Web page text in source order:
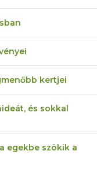
kertjei
és sokkal
egekbe szökik a